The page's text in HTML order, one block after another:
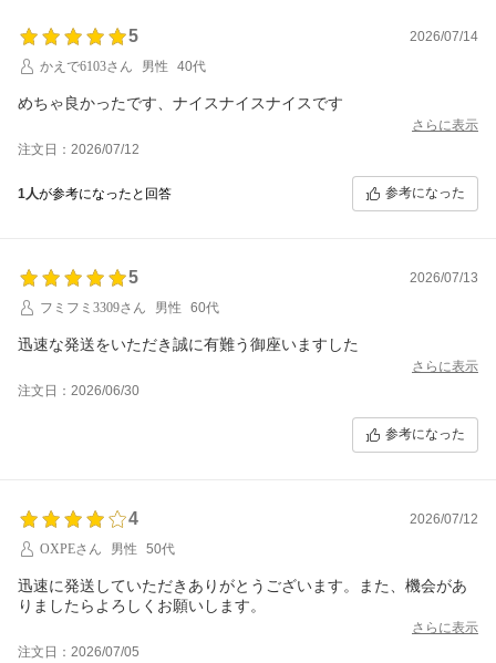
5
2026/07/14
かえで6103さん
男性 40代
めちゃ良かったです、ナイスナイスナイスです
さらに表示
注文日：2026/07/12
1人が参考になったと回答 参考になった
5
2026/07/13
フミフミ3309さん
男性 60代
迅速な発送をいただき誠に有難う御座いますした
さらに表示
注文日：2026/06/30
参考になった
4
2026/07/12
OXPEさん
男性 50代
迅速に発送していただきありがとうございます。また、機会があ
りましたらよろしくお願いします。
さらに表示
注文日：2026/07/05